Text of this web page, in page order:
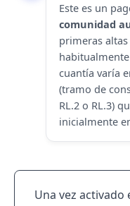
Este es un
comunidad
primeras
cuantía varía
(tramo de
RL.2 o RL.3)
inicialmente
Una vez